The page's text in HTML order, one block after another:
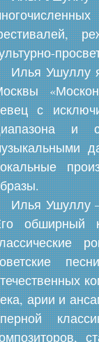
Илья Ушуллу
с
и
Илья Ушуллу
обширный
арии и